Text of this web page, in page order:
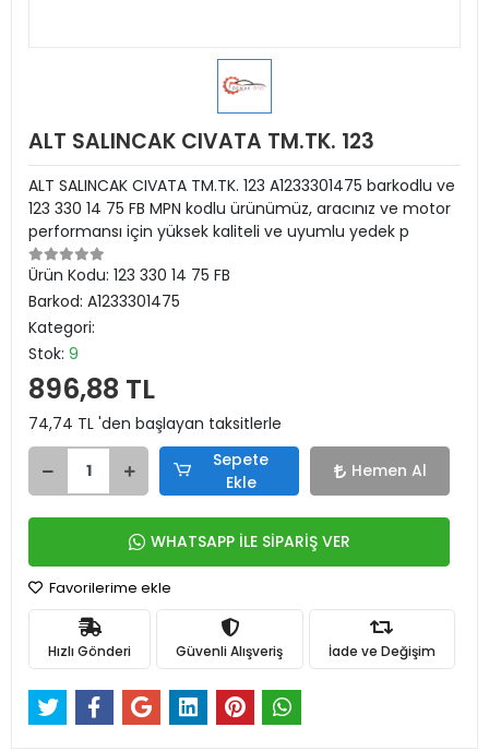
ALT SALINCAK CIVATA TM.TK. 123
ALT SALINCAK CIVATA TM.TK. 123 A1233301475 barkodlu ve
123 330 14 75 FB MPN kodlu ürünümüz, aracınız ve motor
performansı için yüksek kaliteli ve uyumlu yedek p
Ürün Kodu: 123 330 14 75 FB
Barkod: A1233301475
Kategori:
Stok: 9
896,88 TL
74,74 TL 'den başlayan taksitlerle
Sepete
Ekle
Hemen Al
WHATSAPP İLE SİPARİŞ VER
Favorilerime ekle
Hızlı Gönderi Güvenli Alışveriş İade ve Değişim